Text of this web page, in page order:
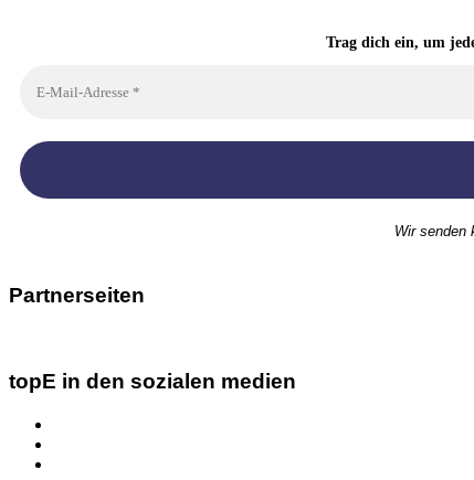
Trag dich ein, um
Wir senden
Partnerseiten
topE in den sozialen medien